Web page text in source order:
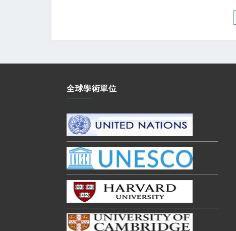
全球學術單位